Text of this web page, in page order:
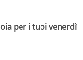
per i tuoi venerdì